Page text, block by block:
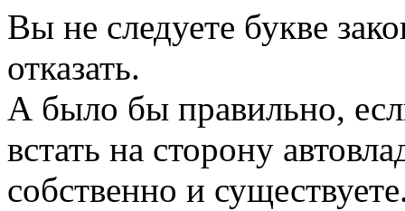
Вы не следуете букве
отказать.
А было бы правильно,
встать на сторону
собственно и